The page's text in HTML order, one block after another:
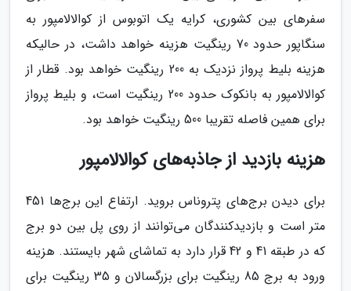
سفرهای بین کشوری، کرایه یک اتوبوس از کوالالامپور به
سنگاپور حدود 70 رینگیت هزینه خواهد داشت، در حالیکه
هزینه بلیط پرواز نزدیک به 200 رینگیت خواهد بود. قطار از
کوالالامپور به بانکوک حدود 200 رینگیت است، و بلیط پرواز
برای همین فاصله تقریبا 500 رینگیت خواهد بود.
هزینه بازدید از جاذبه‌های کوالالامپور
برای دیدن برج‌های پتروناس بروید. ارتفاع این برج‌ها 451
متر است و بازدیدکنندگان می‌توانند از روی پل بین دو برج
که در طبقه 41 و 42 قرار دارد به تماشای شهر بایستند. هزینه
ورود به برج 85 رینگیت برای بزرگسالان و 35 رینگیت برای